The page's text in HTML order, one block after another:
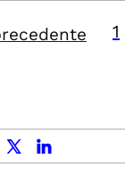
1
linkedin